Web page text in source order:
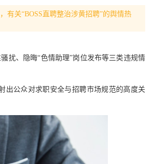
有关“BOSS直聘整治涉黄招聘”的舆情热
扰、隐晦“色情助理”岗位发布等三类违规情
出公众对求职安全与招聘市场规范的高度关